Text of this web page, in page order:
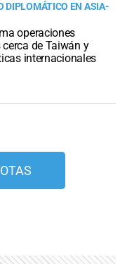
DIPLOMÁTICO EN ASIA-
operaciones
de Taiwán y
internacionales